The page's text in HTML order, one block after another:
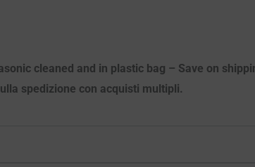
cleaned and in plastic bag – Save on
spedizione con acquisti multipli.